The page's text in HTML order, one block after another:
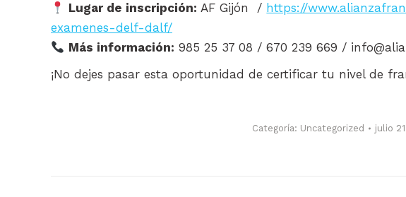
Lugar de inscripción: AF Gijón / https://
examenes-delf-dalf/
Más información: 985 25 37 08 / 670 239 669 /
¡No dejes pasar esta oportunidad de certificar tu nivel de
Categoría: Uncategorized julio